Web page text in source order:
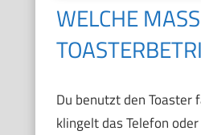
WELCHE
Du benutzt den Toaster
klingelt das Telefon